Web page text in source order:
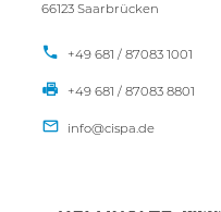
66123 Saarbrücken
+49 681 / 87083 1001
+49 681 / 87083 8801